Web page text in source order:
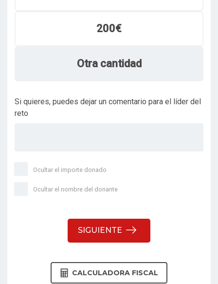
200€
Otra cantidad
Si quieres, puedes dejar un comentario para el líder del
reto
Ocultar el importe donado
Ocultar el nombre del donante
SIGUIENTE
CALCULADORA FISCAL